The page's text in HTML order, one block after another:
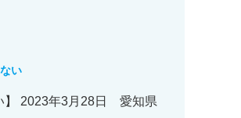
い
】 2023年3月28日 愛知県